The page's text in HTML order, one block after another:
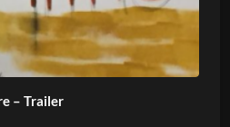
– Trailer